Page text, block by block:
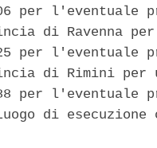
per l'eventuale
di Ravenna
per l'eventuale
di Rimini per
per l'eventuale
di esecuzione